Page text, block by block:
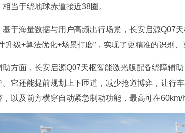
相当于绕地球赤道接近38圈。
基于海量数据与用户高频出行场景，长安启源Q07
升级+算法优化+场景打磨”，实现了更精准的识别
助方面，长安启源Q07天枢智能激光版配备绕障辅
。它还能提前规划上下匝道，减少抢道博弈，让行
，以及前方横穿自动紧急制动功能，最高可在60km/